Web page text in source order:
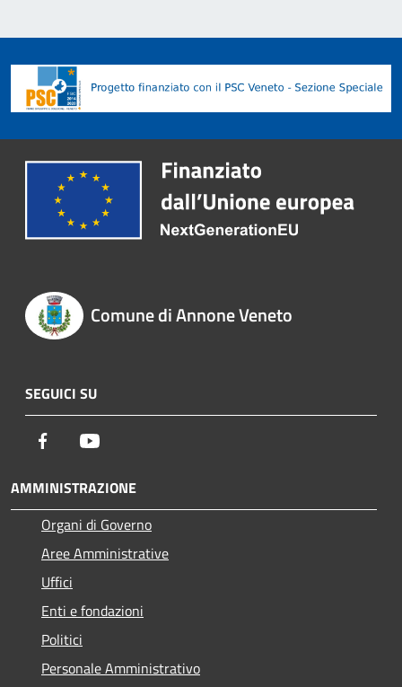
Comune di Annone Veneto
SEGUICI SU
Facebook
AMMINISTRAZIONE
Organi di Governo
Aree Amministrative
Uffici
Enti e fondazioni
Politici
Personale Amministrativo